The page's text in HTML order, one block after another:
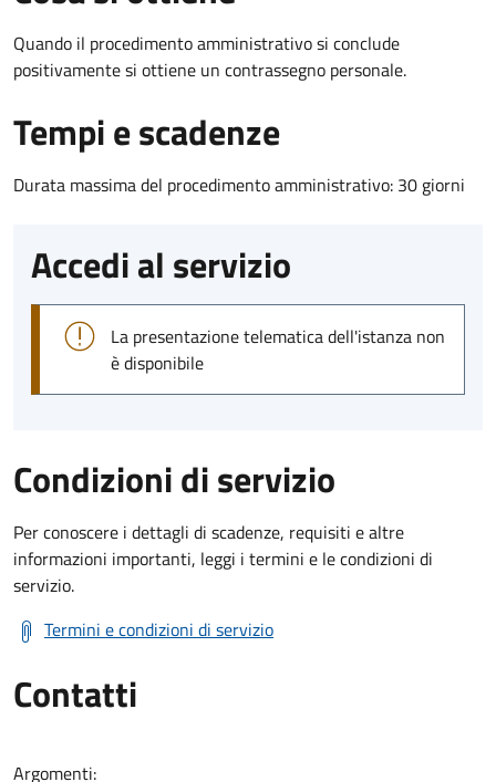
Quando il procedimento amministrativo si conclude
positivamente si ottiene un contrassegno personale.
Tempi e scadenze
Durata massima del procedimento amministrativo: 30 giorni
Accedi al servizio
La presentazione telematica dell'istanza non
è disponibile
Condizioni di servizio
Per conoscere i dettagli di scadenze, requisiti e altre
informazioni importanti, leggi i termini e le condizioni di
servizio.
Termini e condizioni di servizio
Contatti
Argomenti: